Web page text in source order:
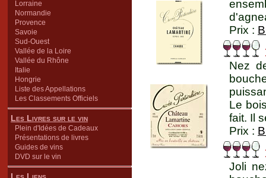
Lorraine
Normandie
Provence
Savoie
Sud-Ouest
Vallée de la Loire
Vallée du Rhône
Italie
Hongrie
Liste des Appellations
Les Classements Officiels
Les Livres sur le vin
Plein d'Idées de Cadeaux
Présentations de livres
Guides de vins
DVD sur le vin
Prix :
Nez
Le
fait. Il
Prix :
Joli